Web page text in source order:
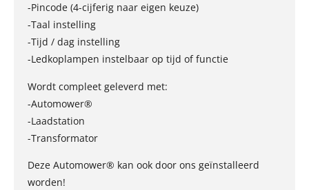
-Pincode (4-cijferig naar eigen keuze)
-Taal instelling
-Tijd / dag instelling
-Ledkoplampen instelbaar op tijd of functie
Wordt compleet geleverd met:
-Automower®
-Laadstation
-Transformator
Deze Automower® kan ook door ons geïnstalleerd
worden!